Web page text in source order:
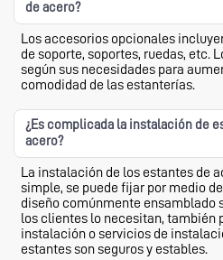
de acero?
Los accesorios opcionales
de soporte, soportes, ruedas, etc.
según sus necesidades para
comodidad de las estanterías.
¿Es complicada la instalación de
acero?
La instalación de los estantes de
simple, se puede fijar por medio
diseño comúnmente ensamblado
los clientes lo necesitan, también
instalación o servicios de
estantes son seguros y estables.